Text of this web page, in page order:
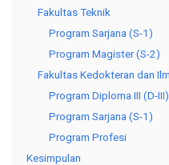
Fakultas Teknik
Program Sarjana (S-1)
Program Magister (S-2)
Fakultas Kedokteran dan
Program Diploma III (D-III)
Program Sarjana (S-1)
Program Profesi
Kesimpulan